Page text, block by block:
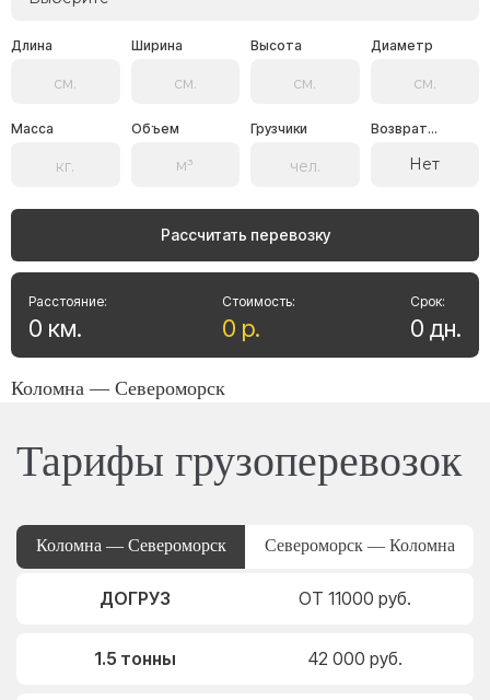
Длина Ширина Высота Диаметр
Масса Объем Грузчики Возврат...
Нет
Рассчитать перевозку
Стоимость:
0 р.
Расстояние:
0 км.
Срок:
0 дн.
Коломна — Североморск
Тарифы грузоперевозок
Коломна — Североморск Североморск — Коломна
ДОГРУЗ ОТ 11000 руб.
1.5 тонны 42 000 руб.